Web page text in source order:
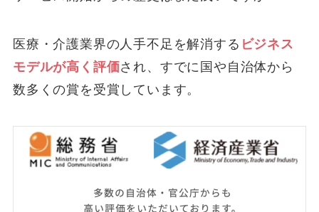
医療・介護業界の人手不足を解消する ビジネス
モデルが高く評価され、すでに国や自治体から
数多くの賞を受賞しています。